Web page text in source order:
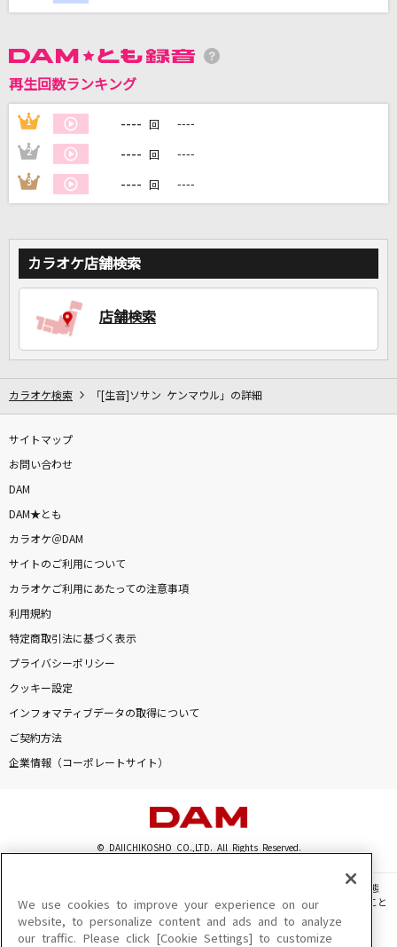
DAMの新曲・ランキングなど
DAMに会員登録・ログインして
自宅でカラオケ歌い放題！
再生回数ランキング
1 ---- 回 ----
2 ---- 回 ----
3 ---- 回 ----
カラオケ店舗検索
店舗検索
カラオケ検索 「[生音]ソサン ケンマウル」の詳細
サイトマップ
お問い合わせ
DAM
DAM★とも
カラオケ＠DAM
サイトのご利用について
カラオケご利用にあたっての注意事項
利用規約
特定商取引法に基づく表示
プライバシーポリシー
クッキー設定
インフォマティブデータの取得について
ご契約方法
企業情報（コーポレートサイト）
© DAIICHIKOSHO CO.,LTD. All Rights Reserved.
このサイトに掲載されている一切の文章・画像・写真・動画・音声等を、手段や形態
を問わず、著作権法の定める範囲を超えて無断で複製、転載、ファイル化などすること
を禁じます。
楽曲及びコンテンツは、機種によりご利用いただけない場合があります。
We use cookies to improve your experience on our
website, to personalize content and ads and to analyze
our traffic. Please click [Cookie Settings] to customize